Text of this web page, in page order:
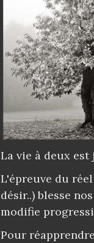
La vie à deux
L'épreuve du
désir..) blesse
modifie
Pour